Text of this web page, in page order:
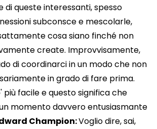
di queste interessanti, spesso
subconsce e mescolarle,
cosa siano finché non
create. Improvvisamente,
di coordinarci in un modo che non
in grado di fare prima.
più facile e questo significa che
momento davvero entusiasmante
Champion:Voglio dire, sai,